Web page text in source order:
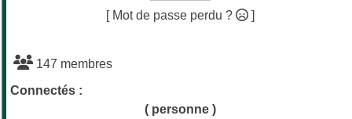
[ Mot de passe perdu ? ]
147 membres
Connectés :
( personne )